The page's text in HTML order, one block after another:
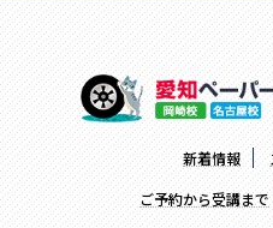
新着情報
ご予約から受講まで